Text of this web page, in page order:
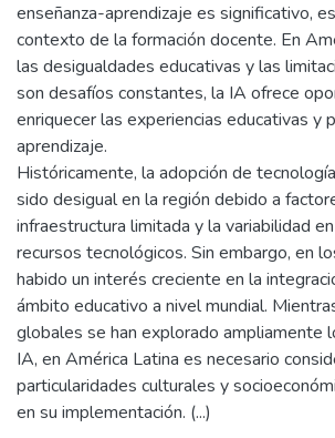
enseñanza-aprendizaje es significativo,
contexto de la formación docente. En
las desigualdades educativas y las
son desafíos constantes, la IA ofrece
enriquecer las experiencias educativas y
aprendizaje.
Históricamente, la adopción de
sido desigual en la región debido a
infraestructura limitada y la variabilidad
recursos tecnológicos. Sin embargo, en
habido un interés creciente en la
ámbito educativo a nivel mundial.
globales se han explorado ampliamente
IA, en América Latina es necesario
particularidades culturales y